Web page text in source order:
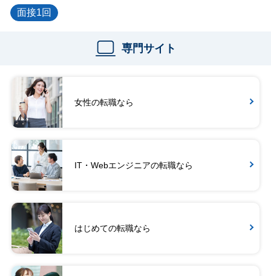
面接1回
専門サイト
女性の転職なら
IT・Webエンジニアの転職なら
はじめての転職なら